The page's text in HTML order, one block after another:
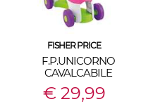
FISHER PRICE
F.P.UNICORNO
CAVALCABILE
€ 29,99